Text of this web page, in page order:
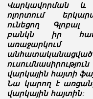
Վարկավորման և
ոլորտում
ունեցող Գլոբալ
բանկն իր
անհատականացված
վարկային հայտի
Նա կարող է
վարկային հայտին: